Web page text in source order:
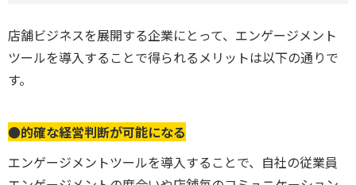
店舗ビジネスを展開する企業にとって、エンゲージメント
ツールを導入することで得られるメリットは以下の通りで
す。
●的確な経営判断が可能になる
エンゲージメントツールを導入することで、自社の従業員